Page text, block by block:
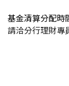
基金清算分配時
請洽分行理財專